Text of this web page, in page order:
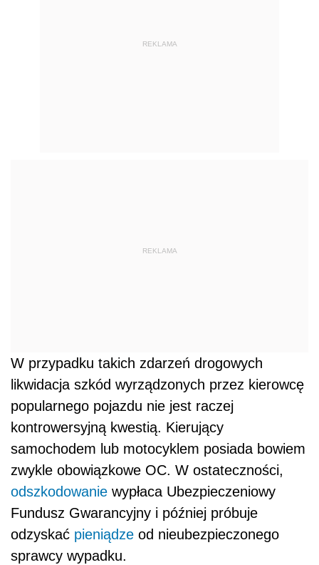
REKLAMA
REKLAMA
W przypadku takich zdarzeń drogowych
likwidacja szkód wyrządzonych przez kierowcę
popularnego pojazdu nie jest raczej
kontrowersyjną kwestią. Kierujący
samochodem lub motocyklem posiada bowiem
zwykle obowiązkowe OC. W ostateczności,
odszkodowanie wypłaca Ubezpieczeniowy
Fundusz Gwarancyjny i później próbuje
odzyskać pieniądze od nieubezpieczonego
sprawcy wypadku.